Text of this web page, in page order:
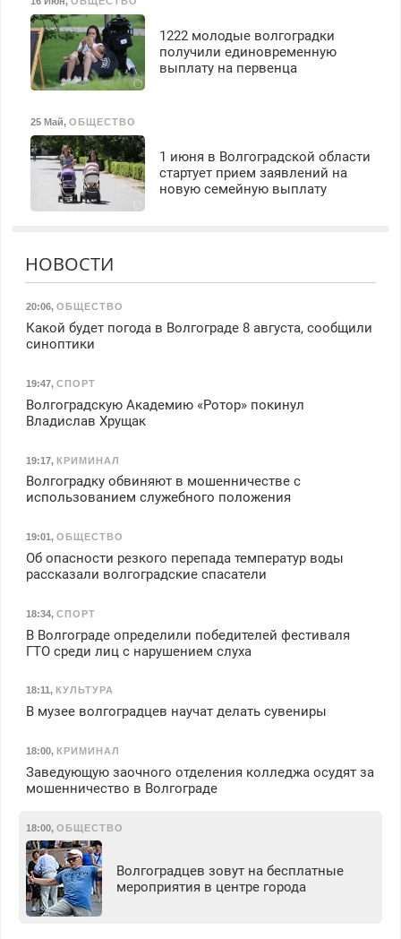
1222 молодые волгоградки
получили единовременную
выплату на первенца
25 Май, ОБЩЕСТВО
1 июня в Волгоградской области
стартует прием заявлений на
новую семейную выплату
НОВОСТИ
20:06, ОБЩЕСТВО
Какой будет погода в Волгограде 8 августа, сообщили
синоптики
19:47, СПОРТ
Волгоградскую Академию «Ротор» покинул
Владислав Хрущак
19:17, КРИМИНАЛ
Волгоградку обвиняют в мошенничестве с
использованием служебного положения
19:01, ОБЩЕСТВО
Об опасности резкого перепада температур воды
рассказали волгоградские спасатели
18:34, СПОРТ
В Волгограде определили победителей фестиваля
ГТО среди лиц с нарушением слуха
18:11 , КУЛЬТУРА
В музее волгоградцев научат делать сувениры
18:00, КРИМИНАЛ
Заведующую заочного отделения колледжа осудят за
мошенничество в Волгограде
18:00, ОБЩЕСТВО
Волгоградцев зовут на бесплатные
мероприятия в центре города